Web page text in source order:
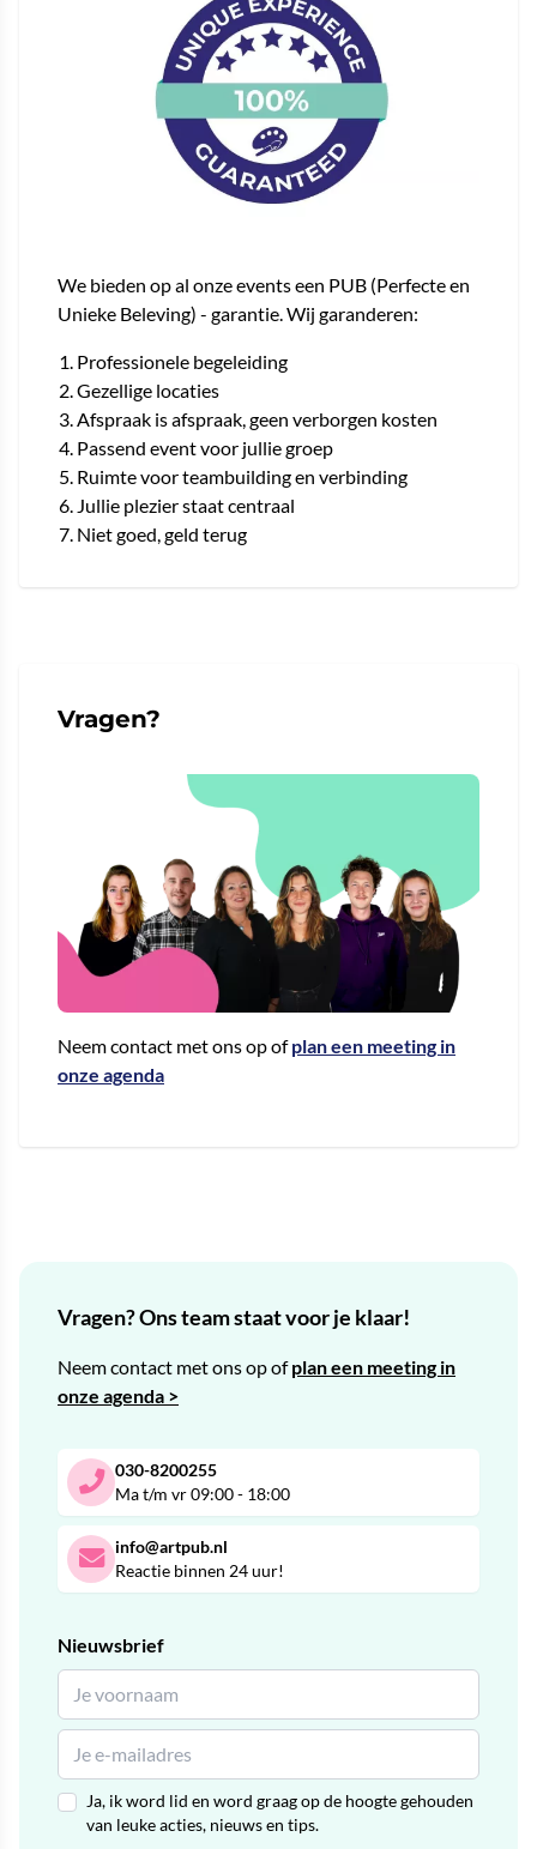
We bieden op al onze events een PUB (Perfecte en
Unieke Beleving) - garantie. Wij garanderen:
Professionele begeleiding
Gezellige locaties
Afspraak is afspraak, geen verborgen kosten
Passend event voor jullie groep
Ruimte voor teambuilding en verbinding
Jullie plezier staat centraal
Niet goed, geld terug
Vragen?
Neem contact met ons op ofplan een meeting in
onze agenda
Vragen? Ons team staat voor je klaar!
Neem contact met ons op ofplan een meeting in
onze agenda >
030-8200255
Ma t/m vr 09:00 - 18:00
info@artpub.nl
Reactie binnen 24 uur!
Nieuwsbrief
Ja, ik word lid en word graag op de hoogte gehouden
van leuke acties, nieuws en tips.